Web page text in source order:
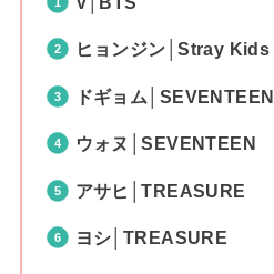
ヒョンジン│Stray Kids
ドギョム│SEVENTEEN
ウォヌ│SEVENTEEN
アサヒ│TREASURE
ヨシ│TREASURE